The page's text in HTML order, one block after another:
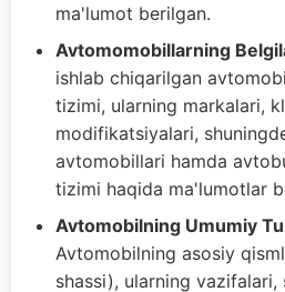
ma'lumot berilgan.
Avtomomobillarning
ishlab chiqarilgan
tizimi, ularning markalari,
modifikatsiyalari,
avtomobillari hamda
tizimi haqida ma'lumotlar
Avtomobilning Umumiy
Avtomobilning asosiy
shassi), ularning vazifalari,